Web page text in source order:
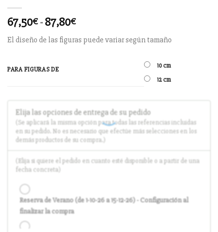
67,50€ -87,80€
El diseño de las figuras puede variar según tamaño
PARA FIGURAS DE
10 cm
12 cm
Elija las opciones de entrega de su pedido
(Se aplicará la misma opción para todas las referencias incluidas
en su pedido. No es necesario que efectúe más selecciones en los
demás productos de su compra.)
(Elija si quiere el pedido en cuanto esté disponible o a partir de una
fecha concreta)
Reserva de Verano (de 1-10-26 a 15-12-26) - Configuración al
finalizar la compra